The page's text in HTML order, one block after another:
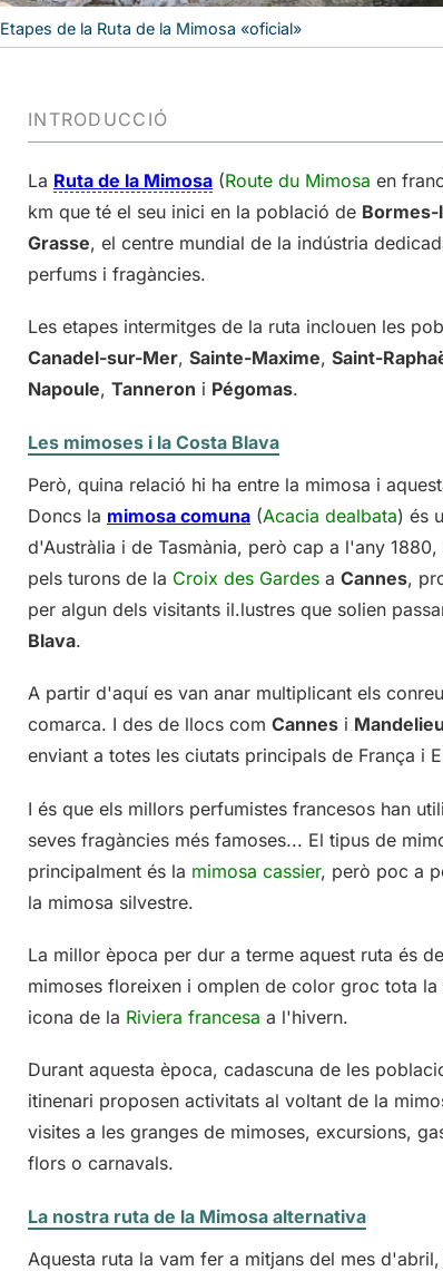
Etapes de la Ruta de la Mimosa «oficial»
INTRODUCCIÓ
La Ruta de la Mimosa (Route du Mimosa en
km que té el seu inici en la població de
Grasse, el centre mundial de la indústria
perfums i fragàncies.
Les etapes intermitges de la ruta inclouen les
Canadel-sur-Mer, Sainte-Maxime, Saint-
Napoule, Tanneron i Pégomas.
Les mimoses i la Costa Blava
Però, quina relació hi ha entre la mimosa i
Doncs la mimosa comuna (Acacia dealbata) és
d'Austràlia i de Tasmània, però cap a l'any
pels turons de la Croix des Gardes a Cannes,
per algun dels visitants il.lustres que solien
Blava.
A partir d'aquí es van anar multiplicant els
comarca. I des de llocs com Cannes i Mandelieu
enviant a totes les ciutats principals de França i
I és que els millors perfumistes francesos han
seves fragàncies més famoses... El tipus de
principalment és la mimosa cassier, però poc a
la mimosa silvestre.
La millor època per dur a terme aquest ruta és de
mimoses floreixen i omplen de color groc tota
icona de la Riviera francesa a l'hivern.
Durant aquesta època, cadascuna de les
itinenari proposen activitats al voltant de la
visites a les granges de mimoses, excursions,
flors o carnavals.
La nostra ruta de la Mimosa alternativa
Aquesta ruta la vam fer a mitjans del mes d'abril,